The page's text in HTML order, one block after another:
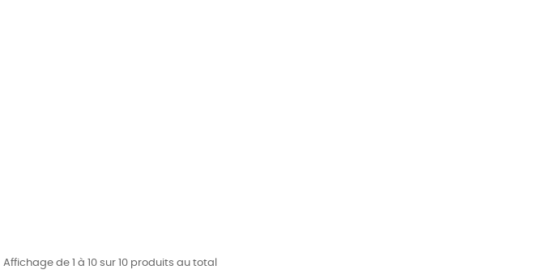
Affichage de 1 à 10 sur 10 produits au total